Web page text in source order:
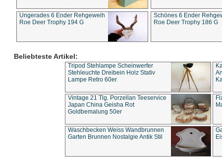
Ungerades 6 Ender Rehgeweih
Roe Deer Trophy 194 G
Schönes 6 Ender
Roe Deer Trophy 186 G
Beliebteste Artikel:
Tripod Stehlampe Scheinwerfer
Stehleuchte Dreibein Holz Stativ
Lampe Retro 60er
Vintage 21 Tlg. Porzellan Teeservice
Japan China Geisha Rot
Goldbemalung 50er
Waschbecken Weiss Wandbrunnen
Garten Brunnen Nostalgie Antik Stil